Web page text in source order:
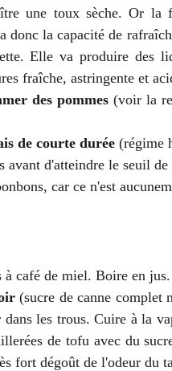
une toux sèche. Or la
la capacité de
Elle va produire des
fraîche, astringente et
des pommes (voir la
de courte durée (régime
avant d'atteindre le seuil
car ce n'est
à café de miel. Boire en jus.
(sucre de canne complet
les trous. Cuire à la
de tofu avec du
fort dégoût de l'odeur du